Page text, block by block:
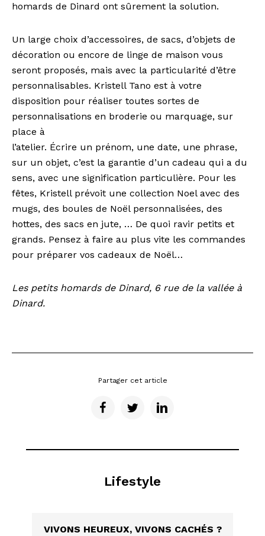
homards de Dinard ont sûrement la solution.
Un large choix d’accessoires, de sacs, d’objets de
décoration ou encore de linge de maison vous
seront proposés, mais avec la particularité d’être
personnalisables. Kristell Tano est à votre
disposition pour réaliser toutes sortes de
personnalisations en broderie ou marquage, sur
place à
l’atelier. Écrire un prénom, une date, une phrase,
sur un objet, c’est la garantie d’un cadeau qui a du
sens, avec une signification particulière. Pour les
fêtes, Kristell prévoit une collection Noel avec des
mugs, des boules de Noël personnalisées, des
hottes, des sacs en jute, … De quoi ravir petits et
grands. Pensez à faire au plus vite les commandes
pour préparer vos cadeaux de Noël…
Les petits homards de Dinard, 6 rue de la vallée à
Dinard.
Partager cet article
Lifestyle
VIVONS HEUREUX, VIVONS CACHÉS ?